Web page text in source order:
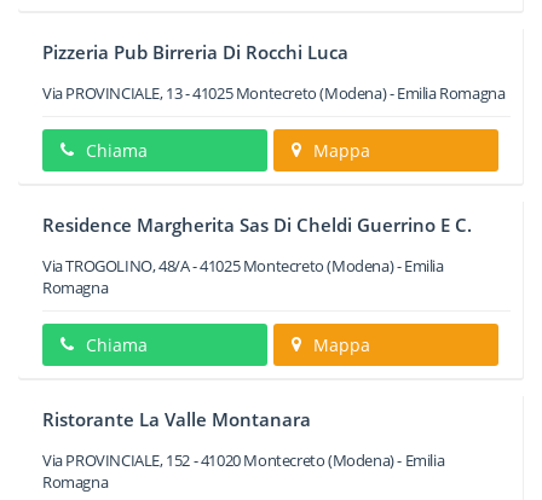
Pizzeria Pub Birreria Di Rocchi Luca
Via PROVINCIALE, 13-41025 Montecreto(Modena) -Emilia Romagna
Chiama Mappa
Residence Margherita Sas Di Cheldi Guerrino E C.
Via TROGOLINO, 48/A-41025 Montecreto(Modena) -Emilia
Romagna
Chiama Mappa
Ristorante La Valle Montanara
Via PROVINCIALE, 152-41020Montecreto(Modena) - Emilia
Romagna